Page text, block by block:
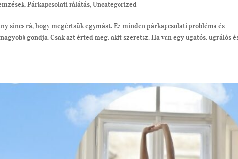
,Párkapcsolati rálátás,Uncategorized
sincs rá, hogy megértsük egymást. Ez minden párkapcsolati probléma és
gondja. Csak azt érted meg, akit szeretsz. Ha van egy ugatós, ugrálós